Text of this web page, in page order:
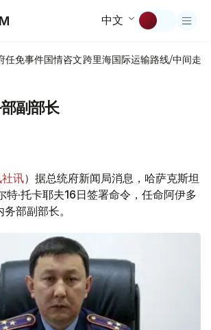
中文
任免事件国情咨文跨里海国际运输路线/中间走廊
副部长
讯）据总统府新闻局消息，哈萨克斯坦
特·托卡耶夫16日签署命令，任命阿伊多
部副部长。